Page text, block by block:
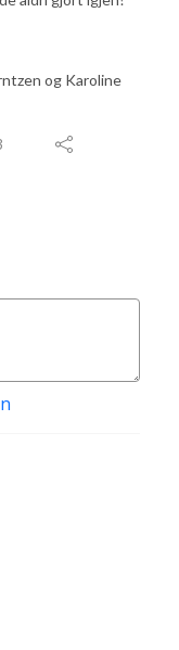
og Karoline